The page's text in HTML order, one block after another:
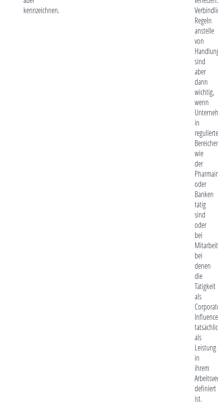
kennzeichnen.
Regeln
anstelle
von
sind
aber
dann
wichtig,
wenn
in
wie
der
oder
Banken
tätig
sind
oder
bei
bei
denen
die
Tätigkeit
als
als
Leistung
in
ihrem
definiert
ist.